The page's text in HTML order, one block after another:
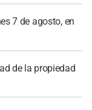
7 de agosto, en
de la propiedad